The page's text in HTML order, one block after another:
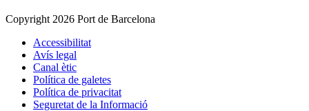
Copyright 2026 Port de Barcelona
Accessibilitat
Avís legal
Canal ètic
Política de galetes
Política de privacitat
Seguretat de la Informació